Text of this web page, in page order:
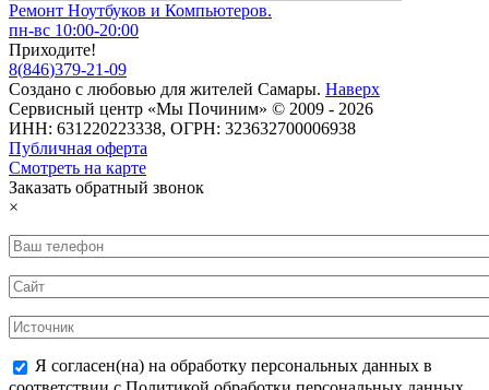
Ремонт Ноутбуков и Компьютеров.
пн-вс 10:00-20:00
Приходите!
8(846)379-21-09
Создано с любовью для жителей Самары. Наверх
Сервисный центр «Мы Починим» © 2009 - 2026
ИНН: 631220223338, ОГРН: 323632700006938
Публичная оферта
Смотреть на карте
Заказать обратный звонок
×
Я согласен(на) на обработку персональных данных в